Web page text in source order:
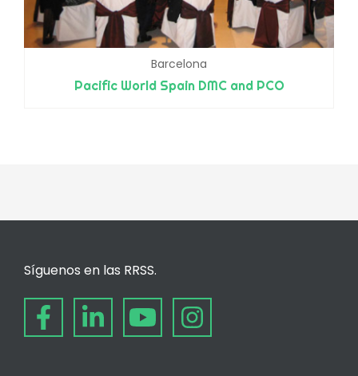
Barcelona
Pacific World Spain DMC and PCO
Síguenos en las RRSS.